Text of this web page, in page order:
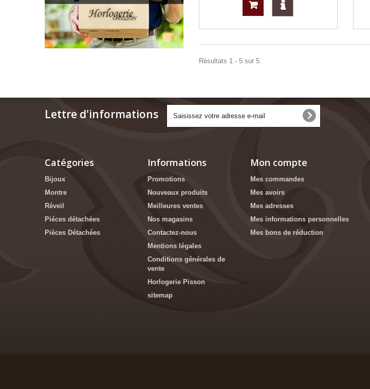
Résultats 1 - 5 sur 5.
Lettre d'informations
Catégories
Bijoux
Montre
Réveil
Piéces détachées
Pièces Détachées
Informations
Promotions
Nouveaux produits
Meilleures ventes
Nos magasins
Contactez-nous
Mentions légales
Conditions générales de
vente
Horlogerie Pisson
sitemap
Mon compte
Mes commandes
Mes avoirs
Mes adresses
Mes informations personnelles
Mes bons de réduction